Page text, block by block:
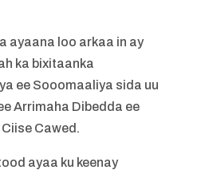
ayaana loo arkaa in ay
ka bixitaanka
ee Sooomaaliya sida uu
Arrimaha Dibedda ee
Cawed.
ayaa ku keenay